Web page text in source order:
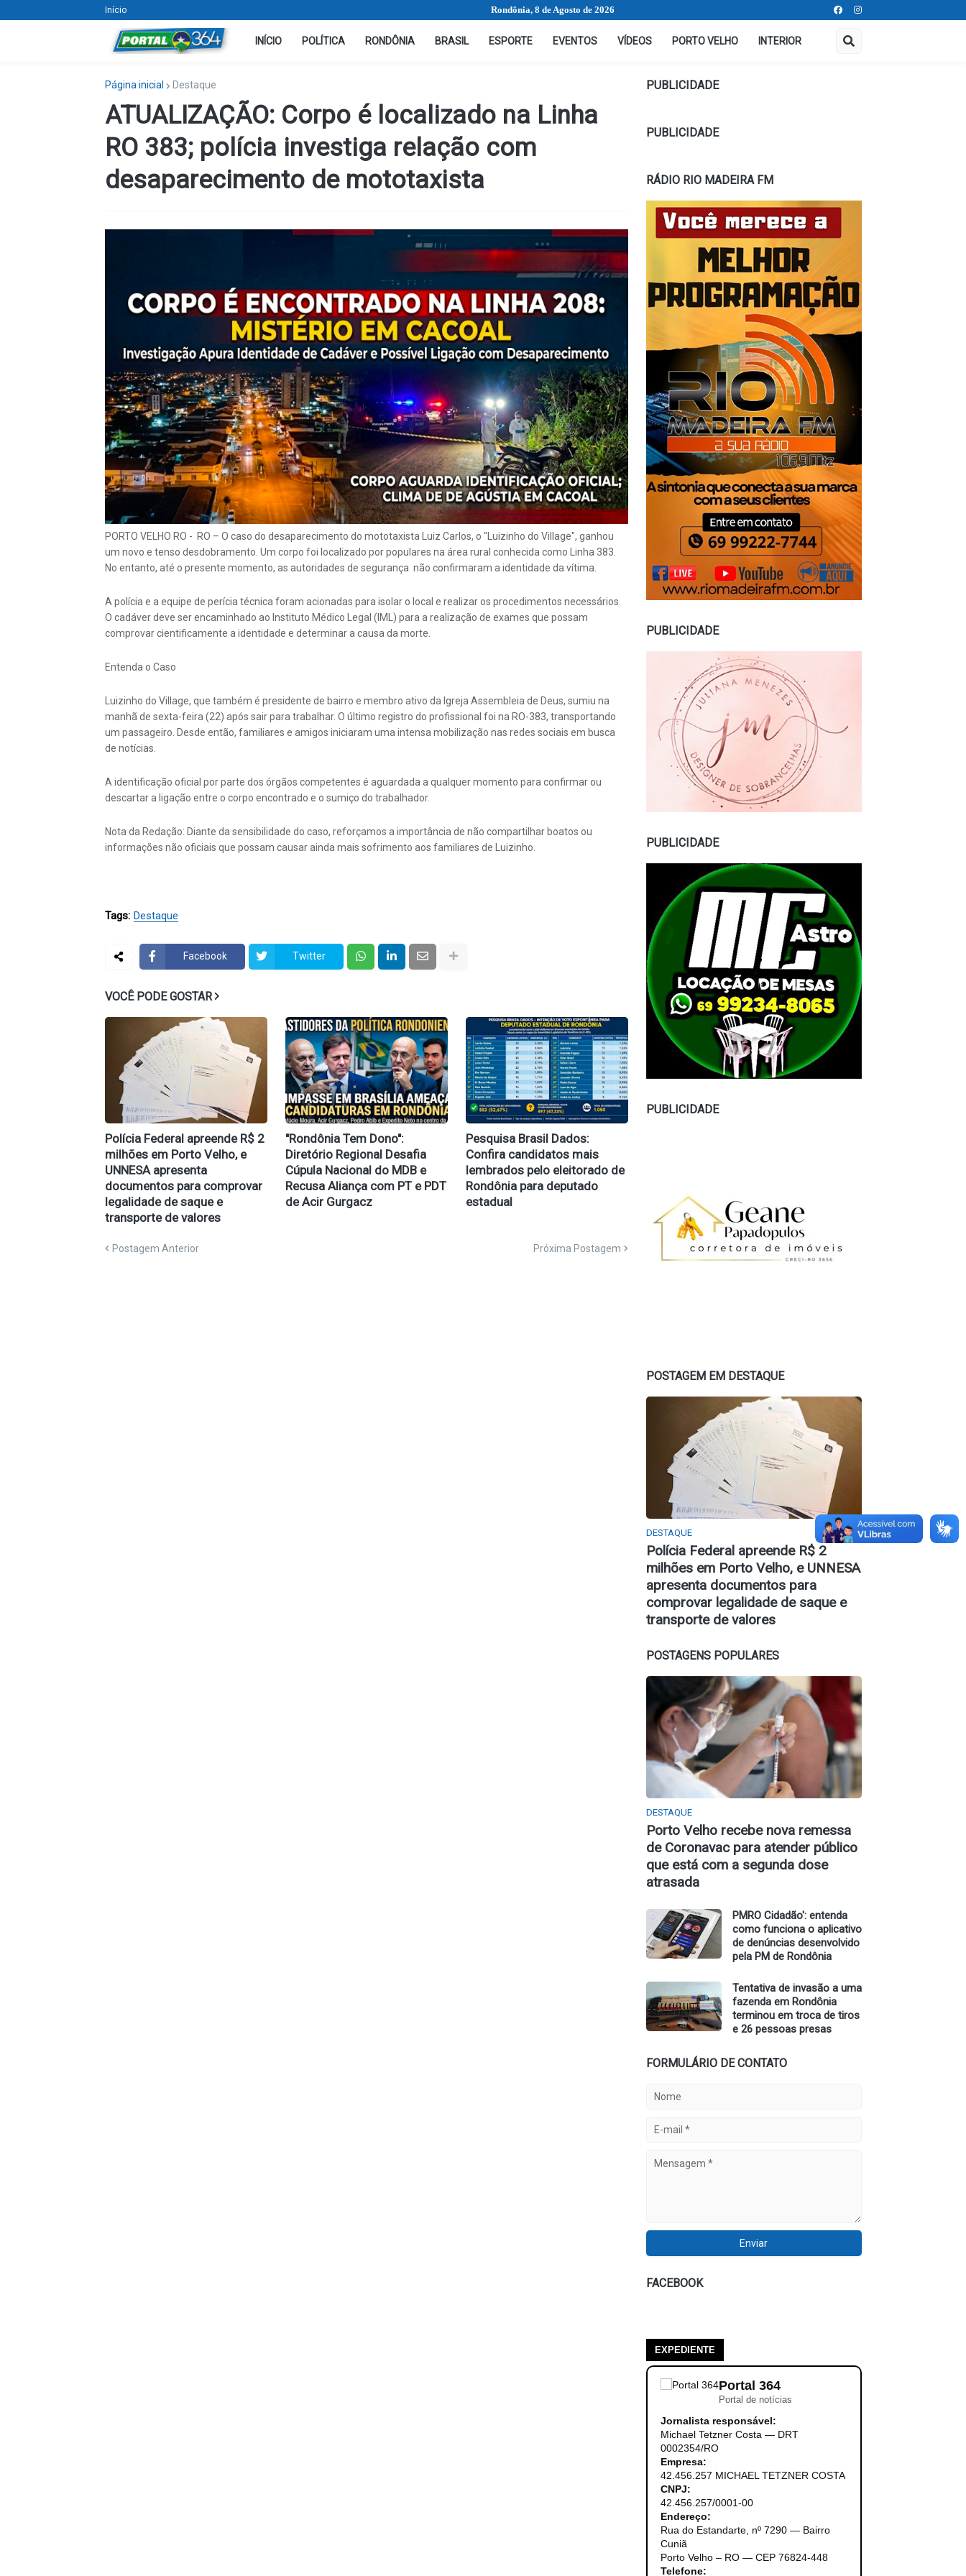
Início Rondônia, 8 de Agosto de 2026
INÍCIO POLÍTICA RONDÔNIA BRASIL ESPORTE EVENTOS VÍDEOS PORTO VELHO INTERIOR
Página inicial Destaque
ATUALIZAÇÃO: Corpo é localizado na Linha
RO 383; polícia investiga relação com
desaparecimento de mototaxista
PORTO VELHO RO - RO – O caso do desaparecimento do mototaxista Luiz Carlos, o "Luizinho do Village", ganhou
um novo e tenso desdobramento. Um corpo foi localizado por populares na área rural conhecida como Linha 383.
No entanto, até o presente momento, as autoridades de segurança não confirmaram a identidade da vítima.
A polícia e a equipe de perícia técnica foram acionadas para isolar o local e realizar os procedimentos necessários.
O cadáver deve ser encaminhado ao Instituto Médico Legal (IML) para a realização de exames que possam
comprovar cientificamente a identidade e determinar a causa da morte.
Entenda o Caso
Luizinho do Village, que também é presidente de bairro e membro ativo da Igreja Assembleia de Deus, sumiu na
manhã de sexta-feira (22) após sair para trabalhar. O último registro do profissional foi na RO-383, transportando
um passageiro. Desde então, familiares e amigos iniciaram uma intensa mobilização nas redes sociais em busca
de notícias.
A identificação oficial por parte dos órgãos competentes é aguardada a qualquer momento para confirmar ou
descartar a ligação entre o corpo encontrado e o sumiço do trabalhador.
Nota da Redação: Diante da sensibilidade do caso, reforçamos a importância de não compartilhar boatos ou
informações não oficiais que possam causar ainda mais sofrimento aos familiares de Luizinho.
Tags: Destaque
Facebook Twitter
VOCÊ PODE GOSTAR
Polícia Federal apreende R$ 2
milhões em Porto Velho, e
UNNESA apresenta
documentos para comprovar
legalidade de saque e
transporte de valores
​"Rondônia Tem Dono":
Diretório Regional Desafia
Cúpula Nacional do MDB e
Recusa Aliança com PT e PDT
de Acir Gurgacz
Pesquisa Brasil Dados:
Confira candidatos mais
lembrados pelo eleitorado de
Rondônia para deputado
estadual
Postagem Anterior Próxima Postagem
PUBLICIDADE
PUBLICIDADE
RÁDIO RIO MADEIRA FM
PUBLICIDADE
PUBLICIDADE
PUBLICIDADE
POSTAGEM EM DESTAQUE
DESTAQUE
Polícia Federal apreende R$ 2
milhões em Porto Velho, e UNNESA
apresenta documentos para
comprovar legalidade de saque e
transporte de valores
POSTAGENS POPULARES
DESTAQUE
Porto Velho recebe nova remessa
de Coronavac para atender público
que está com a segunda dose
atrasada
PMRO Cidadão': entenda
como funciona o aplicativo
de denúncias desenvolvido
pela PM de Rondônia
Tentativa de invasão a uma
fazenda em Rondônia
terminou em troca de tiros
e 26 pessoas presas
FORMULÁRIO DE CONTATO
FACEBOOK
EXPEDIENTE
Portal 364
Portal de notícias
Jornalista responsável:
Michael Tetzner Costa — DRT
0002354/RO
Empresa:
42.456.257 MICHAEL TETZNER COSTA
CNPJ:
42.456.257/0001-00
Endereço:
Rua do Estandarte, nº 7290 — Bairro
Cuniã
Porto Velho – RO — CEP 76824-448
Telefone: